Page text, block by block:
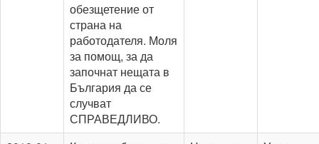
обезщетение от
страна на
работодателя. Моля
за помощ, за да
започнат нещата в
България да се
случват
СПРАВЕДЛИВО.